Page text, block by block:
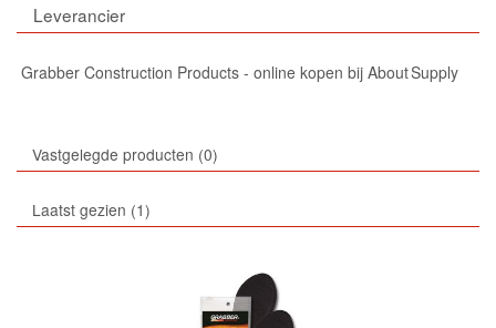
Leverancier
Grabber Construction Products - online kopen bij About Supply
Vastgelegde producten 0
Laatst gezien 1